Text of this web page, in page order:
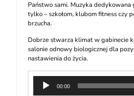
Państwo sami. Muzyka dedykowana
tylko – szkołom, klubom fitness czy
brzucha.
Dobrze stwarza klimat w gabinecie
salonie odnowy biologicznej dla
nastawienia do życia.
Odtwarzacz
plików
00:00